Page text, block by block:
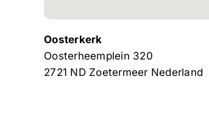
Oosterkerk
Oosterheemplein 320
2721 ND Zoetermeer Nederland